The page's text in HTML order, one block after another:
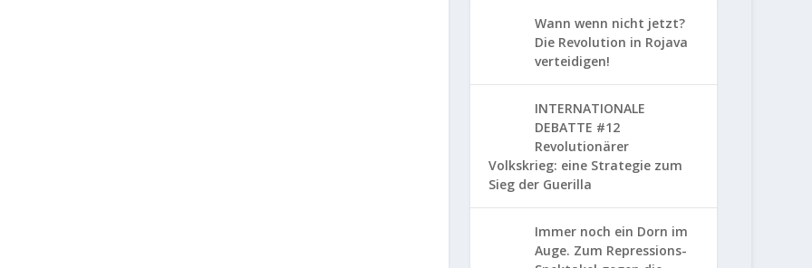
Wann wenn nicht jetzt?
Die Revolution in Rojava
verteidigen!
INTERNATIONALE
DEBATTE #12
Revolutionärer
Volkskrieg: eine Strategie zum
Sieg der Guerilla
Immer noch ein Dorn im
Auge. Zum Repressions-